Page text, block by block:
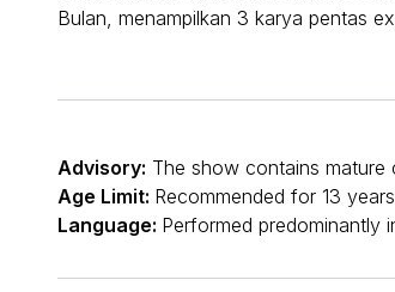
Bulan, menampilkan 3 karya pentas
Advisory: The show contains
Age Limit: Recommended for 13
Language: Performed predominantly